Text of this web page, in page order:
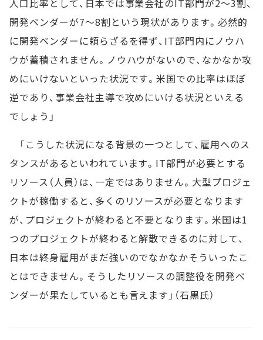
開発ベンダーが7～8割という現状があります。必然的
に開発ベンダーに頼らざるを得ず、IT部門内にノウハ
ウが蓄積されません。ノウハウがないので、なかなか攻
めにいけないといった状況です。米国での比率はほぼ
逆であり、事業会社主導で攻めにいける状況といえる
でしょう」
「こうした状況になる背景の一つとして、雇用へのス
タンスがあるといわれています。IT部門が必要とする
リソース（人員）は、一定ではありません。大型プロジェ
クトが稼働すると、多くのリソースが必要となります
が、プロジェクトが終わると不要となります。米国は1
つのプロジェクトが終わると解散できるのに対して、
日本は終身雇用がまだ強いのでなかなかそういったこ
とはできません。そうしたリソースの調整役を開発ベ
ンダーが果たしているとも言えます」（石黒氏）